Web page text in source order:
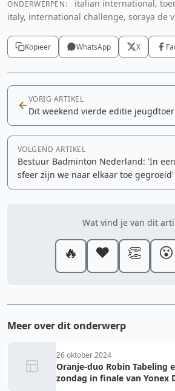
ONDERWERPEN:
italian international,
italy, international challenge, soraya de
Kopieer WhatsApp X
VORIG ARTIKEL
Dit weekend vierde editie
VOLGEND ARTIKEL
Bestuur Badminton Nederland: 'In
sfeer zijn we naar elkaar toe gegroeid'
Wat vind je van dit
🔥 ❤️ 👏 😮
Meer over dit onderwerp
26 oktober 2024
Oranje-duo Robin Tabeling
zondag in finale van Yonex